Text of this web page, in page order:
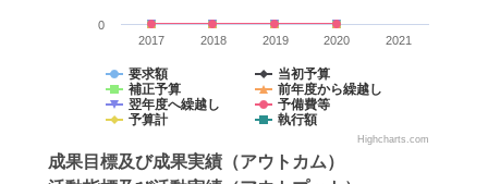
要求額
当初予算
補正予算
前年度から繰越し
翌年度へ繰越し
予備費等
予算計
執行額
2017 2018 2019 2020 2021
0
Highcharts.com
成果目標及び成果実績 （アウトカム）